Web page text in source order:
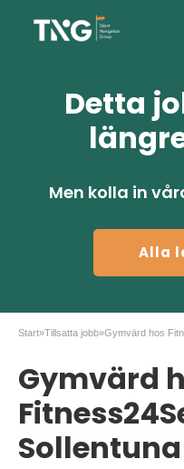
Detta
Men kolla in
Alla
Start»Tillsatta jobb»
Gymvärd